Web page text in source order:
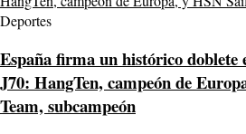
Deportes
España firma un histórico doblete
J70: HangTen, campeón de
Team, subcampeón